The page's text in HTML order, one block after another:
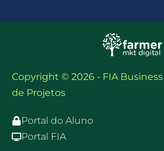
Copyright © 2026 - FIA
de Projetos
Portal do Aluno
Portal FIA